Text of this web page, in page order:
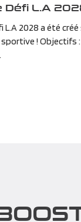
Défi L.A
L.A 2028 a été
! Objectifs